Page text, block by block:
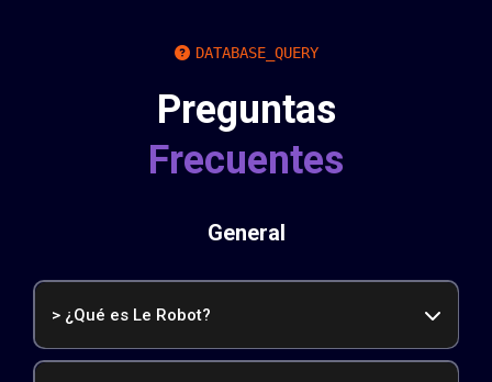
DATABASE_QUERY
Preguntas
Frecuentes
General
> ¿Qué es Le Robot?